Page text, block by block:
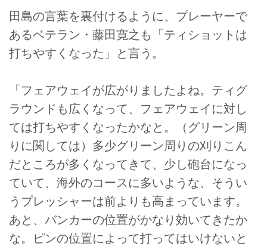
田島の言葉を裏付けるように、プレーヤーで
あるベテラン・藤田寛之も「ティショットは
打ちやすくなった」と言う。
「フェアウェイが広がりましたよね。ティグ
ラウンドも広くなって、フェアウェイに対し
ては打ちやすくなったかなと。（グリーン周
りに関しては）多少グリーン周りの刈りこん
だところが多くなってきて、少し砲台になっ
ていて、海外のコースに多いような、そうい
うプレッシャーは前よりも高まっています。
あと、バンカーの位置がかなり効いてきたか
な。ピンの位置によって打ってはいけないと